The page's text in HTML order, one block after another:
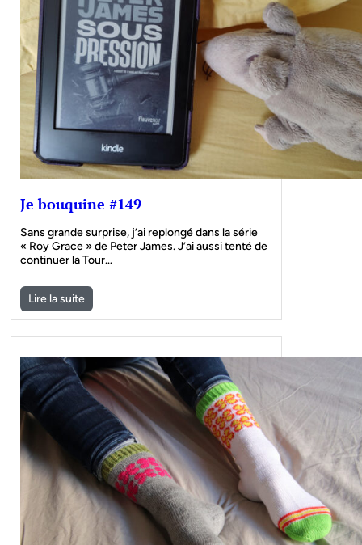
Je bouquine #149
Sans grande surprise, j’ai replongé dans la série
« Roy Grace » de Peter James. J’ai aussi tenté de
continuer la Tour…
Lire la suite